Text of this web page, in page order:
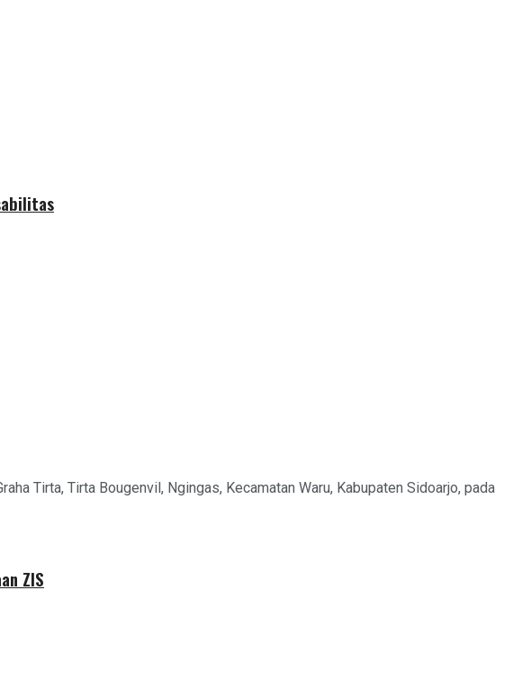
Tirta, Tirta Bougenvil, Ngingas, Kecamatan Waru, Kabupaten Sidoarjo, pada
ZIS